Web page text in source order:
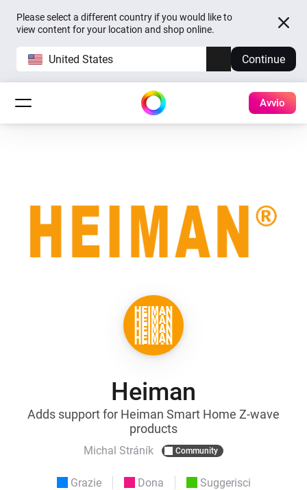
Please select a different country if you would like to
view content for your location and shop online.
United States Continue
Avvio
Heiman
Adds support for Heiman Smart Home Z-wave
products
Michal Stráník Community
Grazie Dona Suggerisci